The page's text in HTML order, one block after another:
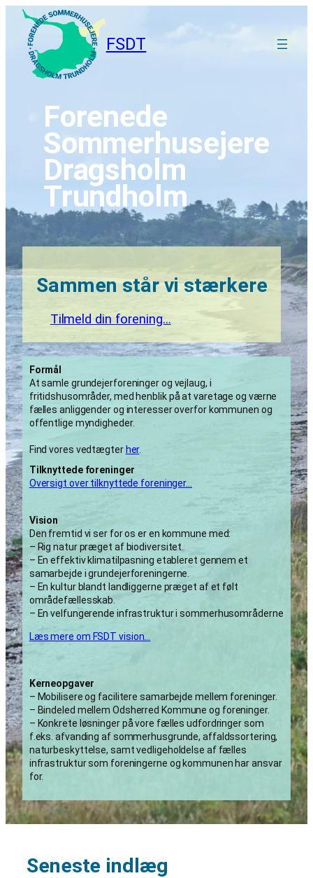
FSDT
Forenede
Sommerhusejere
Dragsholm
Trundholm
Sammen står vi stærkere
Tilmeld din forening…
Formål
At samle grundejerforeninger og vejlaug, i
fritidshusområder, med henblik på at varetage og værne
fælles anliggender og interesser overfor kommunen og
offentlige myndigheder.
Find vores vedtægter her.
Tilknyttede foreninger
Oversigt over tilknyttede foreninger…
Vision
Den fremtid vi ser for os er en kommune med:
– Rig natur præget af biodiversitet.
– En effektiv klimatilpasning etableret gennem et
samarbejde i grundejerforeningerne.
– En kultur blandt landliggerne præget af et følt
områdefællesskab.
– En velfungerende infrastruktur i sommerhusområderne
Læs mere om FSDT vision…
Kerneopgaver
– Mobilisere og facilitere samarbejde mellem foreninger.
– Bindeled mellem Odsherred Kommune og foreninger.
– Konkrete løsninger på vore fælles udfordringer som
f.eks. afvanding af sommerhusgrunde, affaldssortering,
naturbeskyttelse, samt vedligeholdelse af fælles
infrastruktur som foreningerne og kommunen har ansvar
for.
Seneste indlæg